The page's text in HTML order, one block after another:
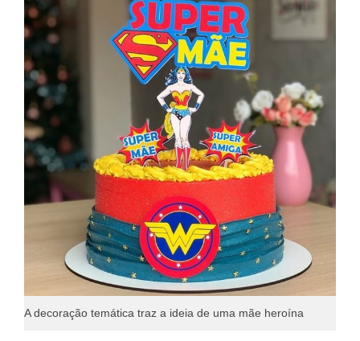
A decoração temática traz a ideia de uma mãe heroína